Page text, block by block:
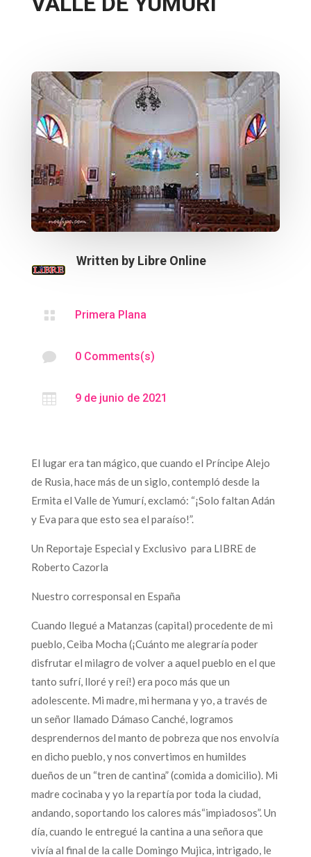
Written by Libre Online
 Primera Plana
 0 Comments(s)
 9 de junio de 2021
El lugar era tan mágico, que cuando el Príncipe Alejo
de Rusia, hace más de un siglo, contempló desde la
Ermita el Valle de Yumurí, exclamó: “¡Solo faltan Adán
y Eva para que esto sea el paraíso!”.
Un Reportaje Especial y Exclusivo para LIBRE de
Roberto Cazorla
Nuestro corresponsal en España
Cuando llegué a Matanzas (capital) procedente de mi
pueblo, Ceiba Mocha (¡Cuánto me alegraría poder
disfrutar el milagro de volver a aquel pueblo en el que
tanto sufrí, lloré y reí!) era poco más que un
adolescente. Mi madre, mi hermana y yo, a través de
un señor llamado Dámaso Canché, logramos
desprendernos del manto de pobreza que nos envolvía
en dicho pueblo, y nos convertimos en humildes
dueños de un “tren de cantina” (comida a domicilio). Mi
madre cocinaba y yo la repartía por toda la ciudad,
andando, soportando los calores más“impiadosos”. Un
día, cuando le entregué la cantina a una señora que
vivía al final de la calle Domingo Mujica, intrigado, le